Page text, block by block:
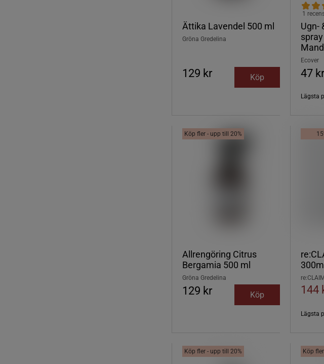
Ättika Lavendel 500 ml
Gröna Gredelina
129 kr Köp
Ugn-
1
Ecover
47 kr
Lägsta
Köp fler - upp till 20%
Allrengöring Citrus
Bergamia 500 ml
Gröna Gredelina
129 kr Köp 144
Lägsta
Köp fler - upp till 20% Köp